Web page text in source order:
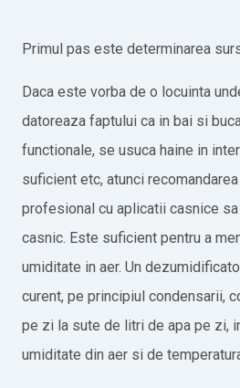
Primul pas este determinarea
Daca este vorba de o locuinta
datoreaza faptului ca in bai si
functionale, se usuca haine in
suficient etc, atunci
profesional cu aplicatii casnice
casnic. Este suficient pentru a
umiditate in aer. Un
curent, pe principiul condensarii,
pe zi la sute de litri de apa pe zi,
umiditate din aer si de